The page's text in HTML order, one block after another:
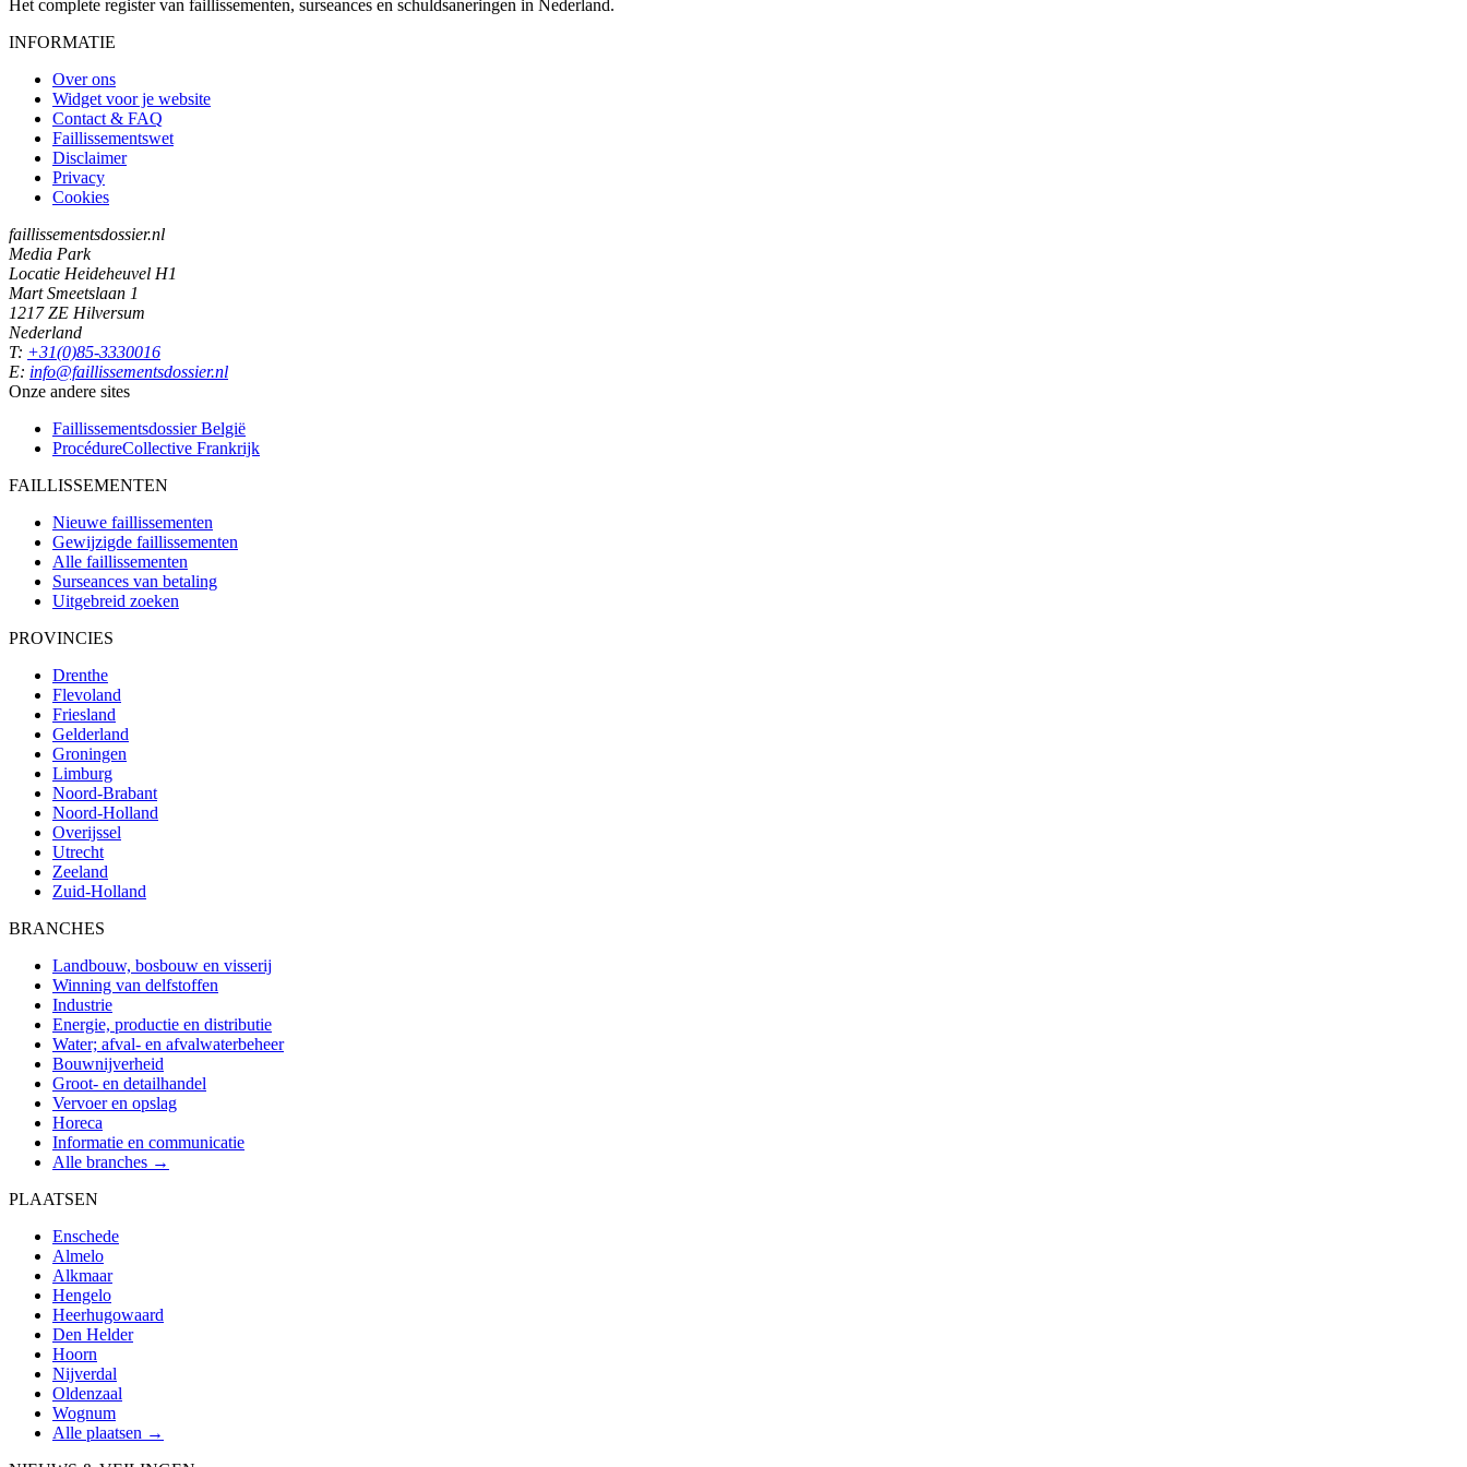
Het complete register van faillissementen, surseances en schuldsaneringen in Nederland.
INFORMATIE
Over ons
Widget voor je website
Contact & FAQ
Faillissementswet
Disclaimer
Privacy
Cookies
faillissementsdossier.nl
Media Park
Locatie Heideheuvel H1
Mart Smeetslaan 1
1217 ZE Hilversum
Nederland
T: +31(0)85-3330016
E: info@faillissementsdossier.nl
Onze andere sites
Faillissementsdossier België
ProcédureCollective Frankrijk
FAILLISSEMENTEN
Nieuwe faillissementen
Gewijzigde faillissementen
Alle faillissementen
Surseances van betaling
Uitgebreid zoeken
PROVINCIES
Drenthe
Flevoland
Friesland
Gelderland
Groningen
Limburg
Noord-Brabant
Noord-Holland
Overijssel
Utrecht
Zeeland
Zuid-Holland
BRANCHES
Landbouw, bosbouw en visserij
Winning van delfstoffen
Industrie
Energie, productie en distributie
Water; afval- en afvalwaterbeheer
Bouwnijverheid
Groot- en detailhandel
Vervoer en opslag
Horeca
Informatie en communicatie
Alle branches →
PLAATSEN
Enschede
Almelo
Alkmaar
Hengelo
Heerhugowaard
Den Helder
Hoorn
Nijverdal
Oldenzaal
Wognum
Alle plaatsen →